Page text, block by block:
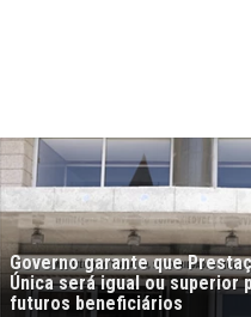
Governo garante que
Única será igual ou superior
futuros beneficiários